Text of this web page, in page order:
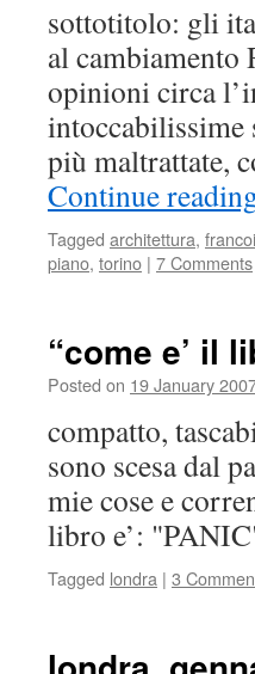
sottotitolo: gli
al
opinioni circa
intoccabilissime
più maltrattate,
Continue
Tagged architettura,
piano, torino | 7 Comments
“come e’ il
Posted on 19 January
compatto,
sono scesa dal
mie cose e
libro e’:
Tagged londra | 3